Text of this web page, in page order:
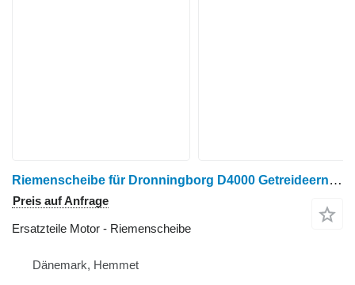
Riemenscheibe für Dronningborg D4000 Getreideernter
Preis auf Anfrage
Ersatzteile Motor - Riemenscheibe
Dänemark, Hemmet